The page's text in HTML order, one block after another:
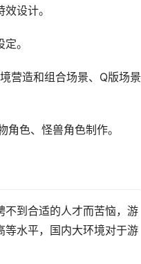
设计。
。
营造和组合场景、Q版场景
色、怪兽角色制作。
不到合适的人才而苦恼，游
等水平，国内大环境对于游